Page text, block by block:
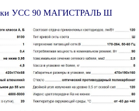
УСС 90 МАГИСТРАЛЬ Ш